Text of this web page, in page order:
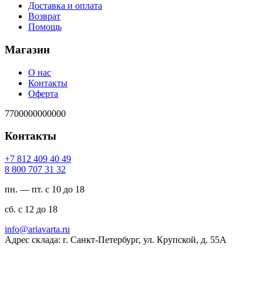
Доставка и оплата
Возврат
Помощь
Магазин
О нас
Контакты
Оферта
7700000000000
Контакты
94 04 904 218 7+
23 13 707 008 8
пн. — пт. с 10 до 18
сб. с 12 до 18
ur.atravaira@ofni
Адрес склада: г. Санкт-Петербург, ул. Крупской, д. 55А